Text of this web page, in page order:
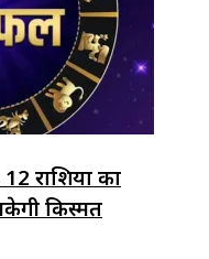
राशियों का
किस्मत